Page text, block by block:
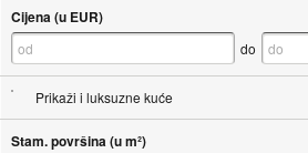
Cijena (u EUR)
do
Prikaži i luksuzne kuće
Stam. površina (u m²)